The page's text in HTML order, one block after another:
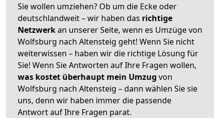
Sie wollen umziehen? Ob um die Ecke oder
deutschlandweit – wir haben das richtige
Netzwerkan unserer Seite, wenn es Umzüge von
Wolfsburg nach Altensteig geht! Wenn Sie nicht
weiterwissen – haben wir die richtige Lösung für
Sie! Wenn Sie Antworten auf Ihre Fragen wollen,
was kostet überhaupt mein Umzug von
Wolfsburg nach Altensteig – dann wählen Sie sie
uns, denn wir haben immer die passende
Antwort auf Ihre Fragen parat.